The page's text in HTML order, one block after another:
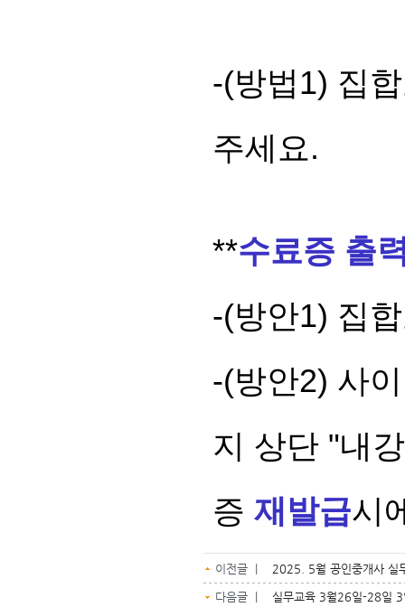
-(방법1) 집
주세요.
**수료증 출
-(방안1) 집
-(방안2) 사
지 상단 "내
증 재발급시
이전글 | 2025. 5월 공인중개사 실
다음글 | 실무교육 3월26일-28일 3